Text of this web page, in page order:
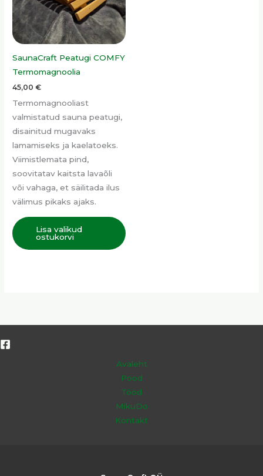
SaunaCraft Peatugi COMFY
Termomagnoolia
45,00€
Termomagnooliast
valmistatud sauna peatugi,
disainitud mugavaks
lamamiseks ja kaelatoeks.
Viimistlemata pind,
soovitatav kaitsta lavaõli
või vahaga, et säilitada ilus
välimus pikaks ajaks.
Lisa valikud
ostukorvi
Avaleht
Pood
Tööd
MikuDo
Kontakt